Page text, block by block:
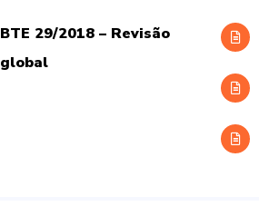
BTE 29/2018 – Revisão
global